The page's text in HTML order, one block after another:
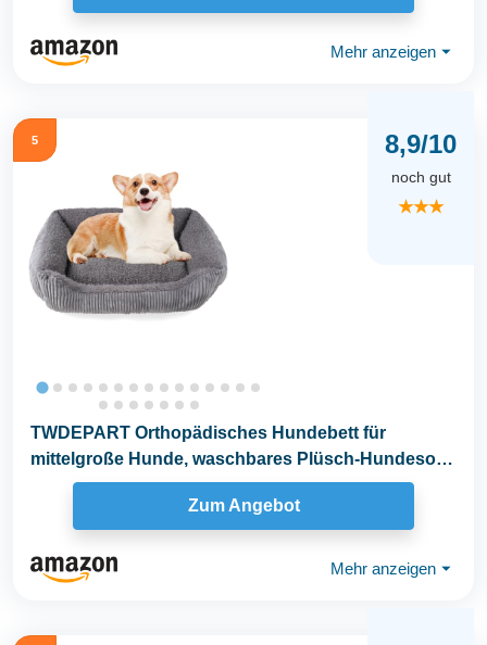
Mehr anzeigen ⏷
5 8,9/10
noch gut
★★★
TWDEPART Orthopädisches Hundebett für
mittelgroße Hunde, waschbares Plüsch-Hundesofa
Zum Angebot
Mehr anzeigen ⏷